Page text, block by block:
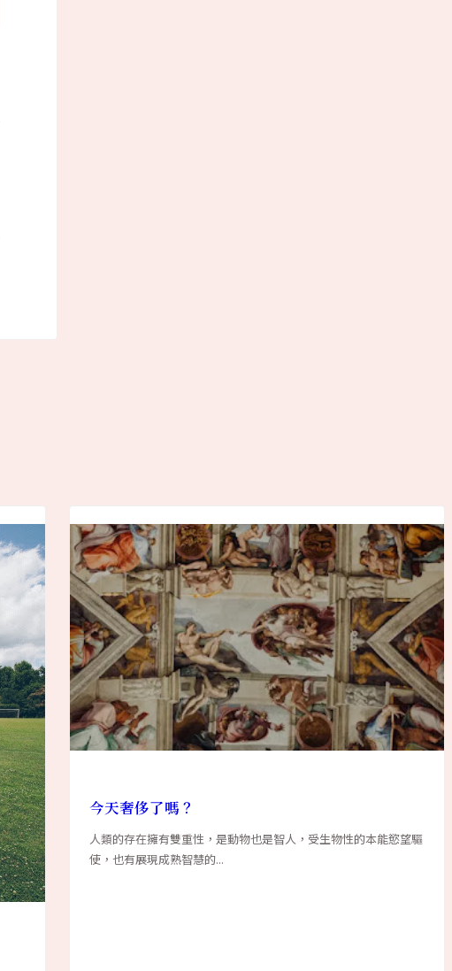
今天奢侈了嗎？
人類的存在擁有雙重性，是動物也是智人，受生物性的本能慾望驅
使，也有展現成熟智慧的...